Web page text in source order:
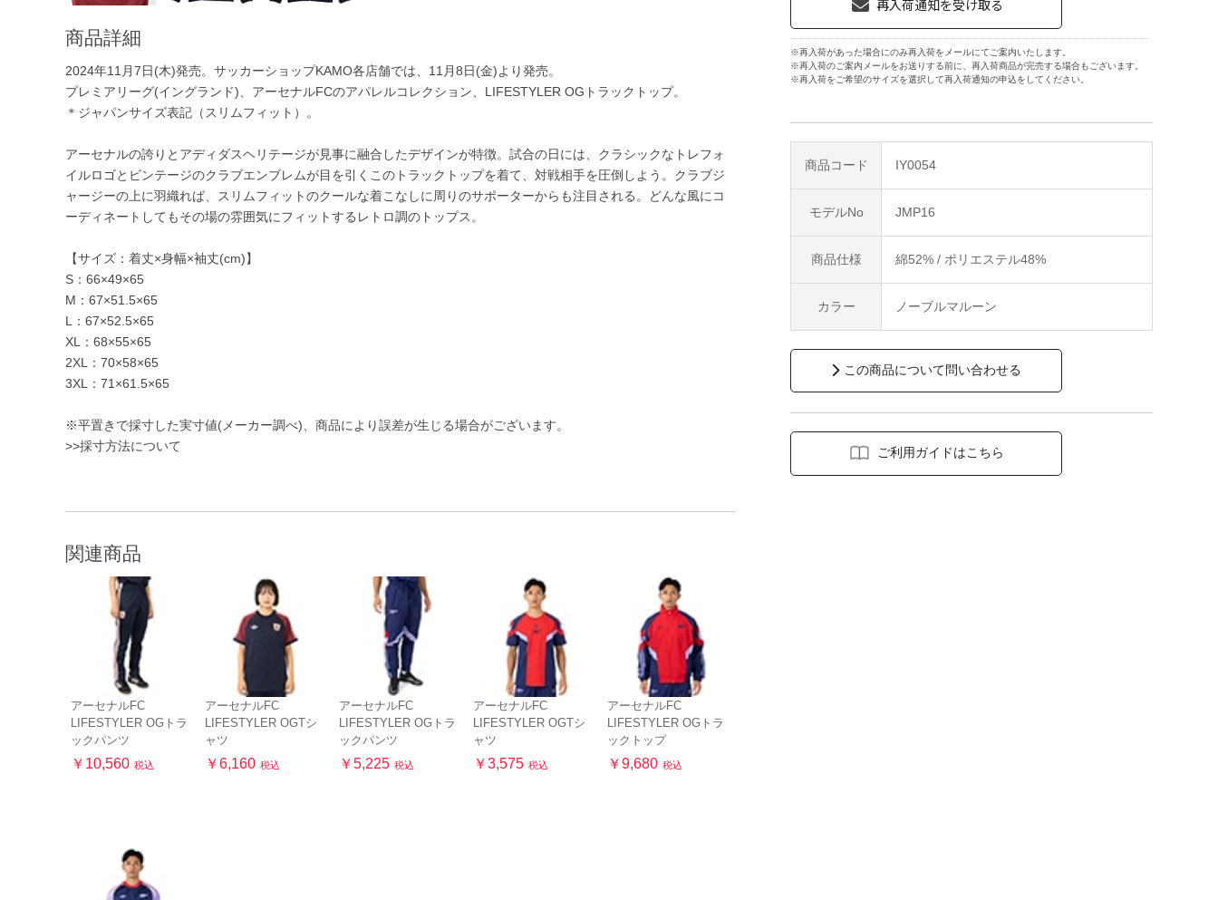
商品詳細
2024年11月7日(木)発売。サッカーショップKAMO各店舗では、11月8日(金)より発売。
プレミアリーグ(イングランド)、アーセナルFCのアパレルコレクション、LIFESTYLER OGトラックトップ。
＊ジャパンサイズ表記（スリムフィット）。
アーセナルの誇りとアディダスヘリテージが見事に融合したデザインが特徴。試合の日には、クラシックなトレフォ
イルロゴとビンテージのクラブエンブレムが目を引くこのトラックトップを着て、対戦相手を圧倒しよう。クラブジ
ャージーの上に羽織れば、スリムフィットのクールな着こなしに周りのサポーターからも注目される。どんな風にコ
ーディネートしてもその場の雰囲気にフィットするレトロ調のトップス。
【サイズ：着丈×身幅×袖丈(cm)】
S：66×49×65
M：67×51.5×65
L：67×52.5×65
XL：68×55×65
2XL：70×58×65
3XL：71×61.5×65
※平置きで採寸した実寸値(メーカー調べ)、商品により誤差が生じる場合がございます。
>>採寸方法について
関連商品
アーセナルFC
LIFESTYLER OGトラ
ックパンツ
￥10,560 税込
アーセナルFC
LIFESTYLER OGTシ
ャツ
￥6,160 税込
アーセナルFC
LIFESTYLER OGトラ
ックパンツ
￥5,225 税込
アーセナルFC
LIFESTYLER OGTシ
ャツ
￥3,575 税込
アーセナルFC
LIFESTYLER OGトラ
ックトップ
￥9,680 税込
商品コード IY0054
モデルNo JMP16
商品仕様 綿52% / ポリエステル48%
カラー ノーブルマルーン
この商品について問い合わせる
ご利用ガイドはこちら
※再入荷があった場合にのみ再入荷をメールにてご案内いたします。
※再入荷のご案内メールをお送りする前に、再入荷商品が完売する場合もございます。
※再入荷をご希望のサイズを選択して再入荷通知の申込をしてください。